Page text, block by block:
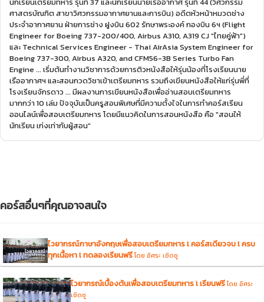
ศาสตรบัณฑิต สาขาวิศวกรรมอากาศยานและการบิน) อดีตหัวหน้าหมวดช่าง
ประจำอากาศยาน ฝ่ายการช่าง ฝูงบิน 602 รักษาพระองค์ กองบิน 6ฯ (Flight
Engineer for Boeing 737-200/400, Airbus A310, A319 CJ "ไทยคู่ฟ้า")
และ Technical Services Engineer - Thai AirAsia System Engineer for
Boeing 737-300, Airbus A320, and CFM56-3B Series Turbo Fan
Engine ... เริ่มต้นทำงานวิชาการด้วยการติวหนังสือให้รุ่นน้องที่โรงเรียนนาย
เรืออากาศฯ และสอนกวดวิชาเข้าเตรียมทหาร รวมถึงเขียนหนังสือให้แก่รุ่นพี่ที่
โรงเรียนจักรดาว ... มีผลงานการเขียนหนังสือเพื่ออ่านสอบเตรียมทหาร
มากกว่า 10 เล่ม ปัจจุบันเป็นครูสอนพิเศษที่มีความตั้งใจในการทำคอร์สเรียน
ออนไลน์เพื่อสอบเตรียมทหาร โดยมีแนวคิดในการสอนหนังสือ คือ "สอนให้
นักเรียน เก่งเท่ากับผู้สอน"
คอร์สอื่นๆที่คุณอาจสนใจ
ไวยากรณ์ภาษาอังกฤษเพื่อสอบเตรียมทหาร l คอร์สเดียวจบ l ครบ
ทุกเนื้อหา l ทดลองเรียนฟรีโดย อิศระ เชิดชู
ไวยากรณ์เบื้องต้นเพื่อสอบเตรียมทหาร l เรียนฟรีโดย อิศระ
เชิดชู